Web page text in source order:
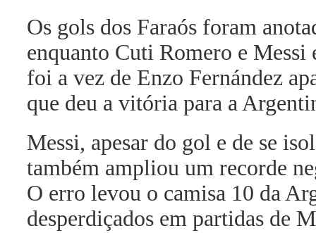
Os gols dos Faraós foram
enquanto Cuti Romero e Messi
foi a vez de Enzo Fernández
que deu a vitória para a
Messi, apesar do gol e de se
também ampliou um recorde
O erro levou o camisa 10 da
desperdiçados em partidas de